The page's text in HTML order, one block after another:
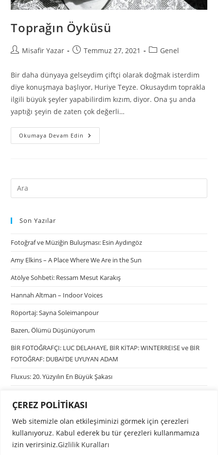
ÇEREZ POLİTİKASI
Web sitemizle olan etkileşiminizi görmek için çerezleri
kullanıyoruz. Kabul ederek bu tür çerezleri kullanmamıza
izin verirsiniz.Gizlilik Kuralları
Toprağın Öyküsü
Misafir Yazar Temmuz 27, 2021 Genel
Bir daha dünyaya gelseydim çiftçi olarak doğmak isterdim
diye konuşmaya başlıyor, Huriye Teyze. Okusaydım toprakla
ilgili büyük şeyler yapabilirdim kızım, diyor. Ona şu anda
yaptığı şeyin de zaten çok değerli…
Okumaya Devam Edin
Son Yazılar
Fotoğraf ve Müziğin Buluşması: Esin Aydıngöz
Amy Elkins – A Place Where We Are in the Sun
Atölye Sohbeti: Ressam Mesut Karakış
Hannah Altman – Indoor Voices
Röportaj: Sayna Soleimanpour
Bazen, Ölümü Düşünüyorum
BİR FOTOĞRAFÇI: LUC DELAHAYE, BİR KİTAP: WINTERREISE ve BİR
FOTOĞRAF: DUBAİ’DE UYUYAN ADAM
Fluxus: 20. Yüzyılın En Büyük Şakası
Kategoriler
Kategori seçin